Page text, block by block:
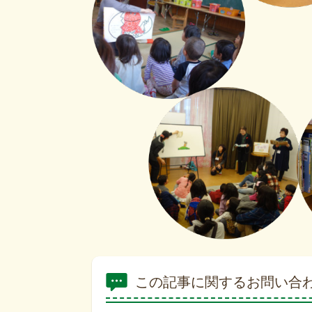
この記事に関するお問い合